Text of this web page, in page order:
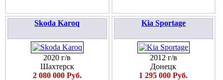
Skoda Karoq
2020 г/в
Шахтерск
2 080 000 Руб.
Kia Sportage
2012 г/в
Донецк
1 295 000 Руб.